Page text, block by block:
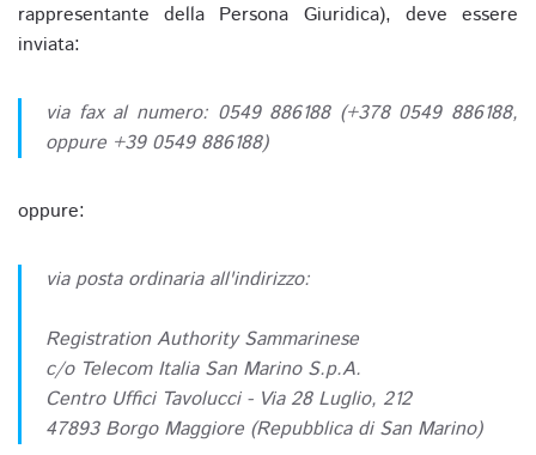
rappresentante della Persona Giuridica), deve essere
inviata:
via fax al numero: 0549 886188 (+378 0549 886188,
oppure +39 0549 886188)
oppure:
via posta ordinaria all'indirizzo:
Registration Authority Sammarinese
c/o Telecom Italia San Marino S.p.A.
Centro Uffici Tavolucci - Via 28 Luglio, 212
47893 Borgo Maggiore (Repubblica di San Marino)